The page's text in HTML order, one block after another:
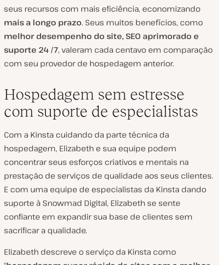
seus recursos com mais eficiência, economizando
mais a longo prazo. Seus muitos benefícios, como
melhor desempenho do site, SEO aprimorado e
suporte 24 /7, valeram cada centavo em comparação
com seu provedor de hospedagem anterior.
Hospedagem sem estresse
com suporte de especialistas
Com a Kinsta cuidando da parte técnica da
hospedagem, Elizabeth e sua equipe podem
concentrar seus esforços criativos e mentais na
prestação de serviços de qualidade aos seus clientes.
E com uma equipe de especialistas da Kinsta dando
suporte à Snowmad Digital, Elizabeth se sente
confiante em expandir sua base de clientes sem
sacrificar a qualidade.
Elizabeth descreve o serviço da Kinsta como